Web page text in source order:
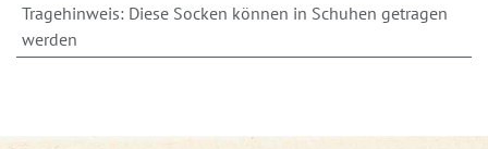
Tragehinweis: Diese Socken können in Schuhen getragen
werden